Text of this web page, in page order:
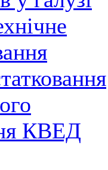
КВЕД